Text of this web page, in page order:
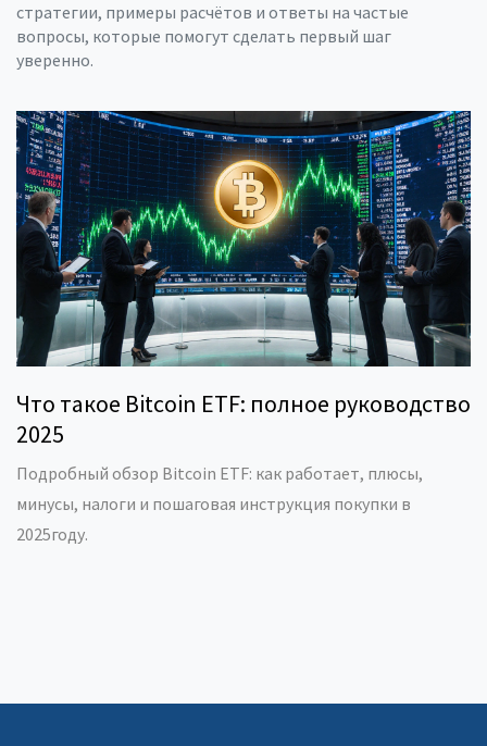
стратегии, примеры расчётов и ответы на частые
вопросы, которые помогут сделать первый шаг
уверенно.
Что такое Bitcoin ETF: полное руководство
2025
Подробный обзор Bitcoin ETF: как работает, плюсы,
минусы, налоги и пошаговая инструкция покупки в
2025году.